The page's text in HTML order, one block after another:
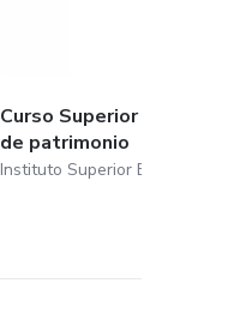
Curso Superior en Gestión
de patrimonio